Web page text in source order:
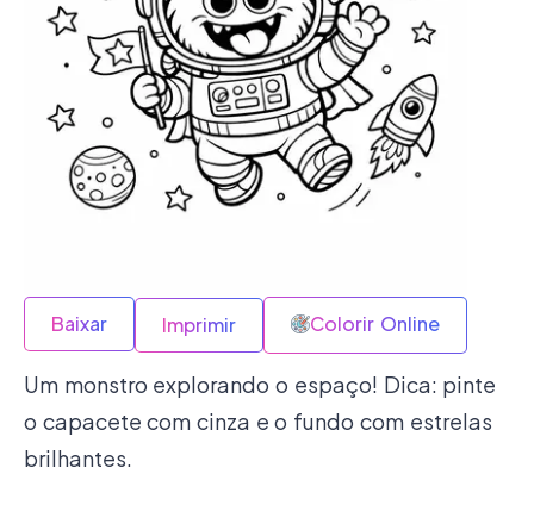
Baixar Imprimir Colorir Online
Um monstro explorando o espaço! Dica: pinte
o capacete com cinza e o fundo com estrelas
brilhantes.